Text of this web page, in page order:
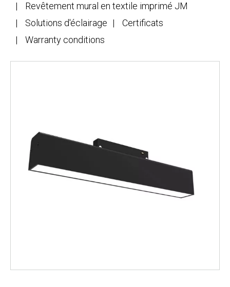
Revêtement mural en textile imprimé JM
Solutions d'éclairage
Certificats
Warranty conditions